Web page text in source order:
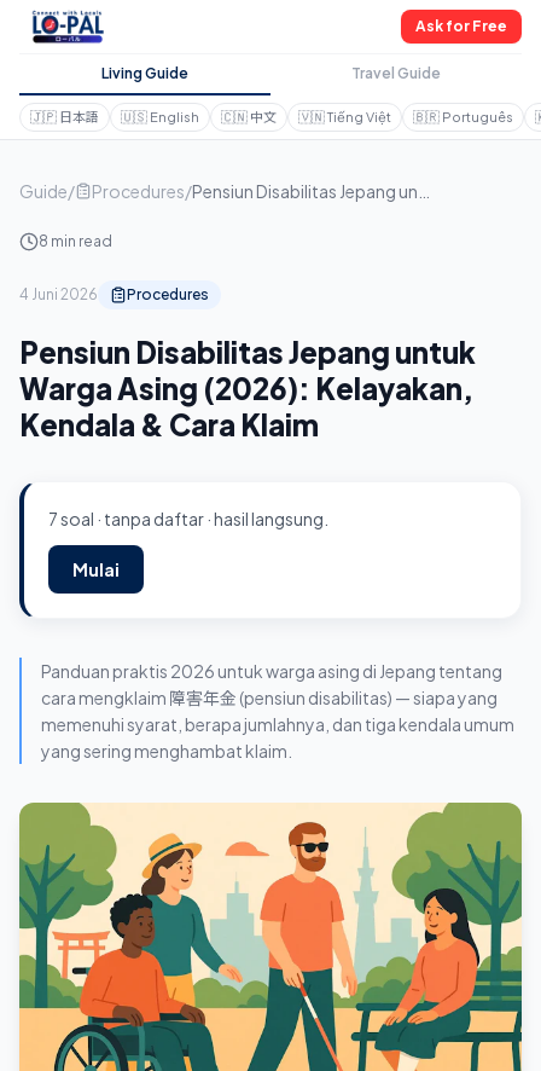
Ask for Free
Living Guide Travel Guide
🇯🇵 日本語 🇺🇸 English 🇨🇳 中文 🇻🇳Tiếng Việt 🇧🇷 Português
Guide/ Procedures/
8 min read
4 Juni 2026 Procedures
Pensiun Disabilitas Jepang untuk
Warga Asing (2026): Kelayakan,
Kendala & Cara Klaim
7 soal · tanpa daftar · hasil langsung.
Mulai
Panduan praktis 2026 untuk warga asing di Jepang tentang
cara mengklaim 障害年金 (pensiun disabilitas) — siapa yang
memenuhi syarat, berapa jumlahnya, dan tiga kendala umum
yang sering menghambat klaim.